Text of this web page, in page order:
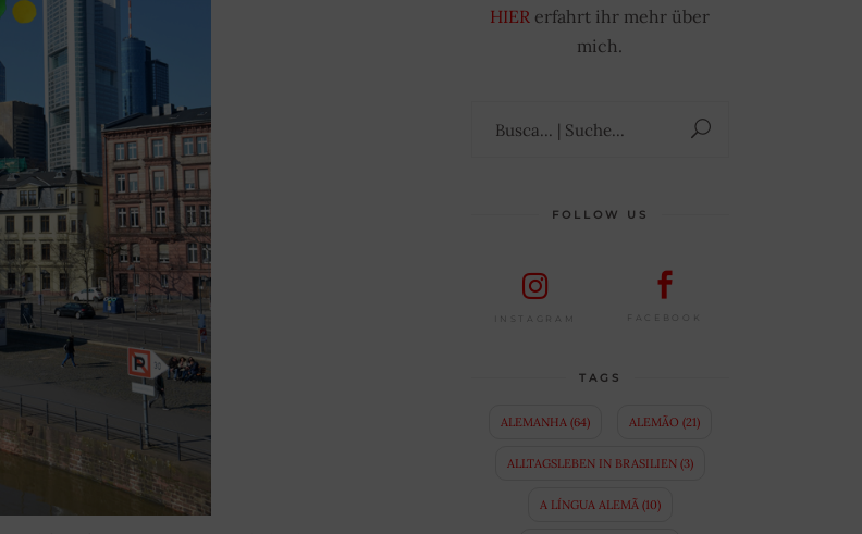
HIER erfahrt ihr mehr über
mich.
FOLLOW US
INSTAGRAM FACEBOOK
TAGS
ALEMANHA (64) ALEMÃO (21)
ALLTAGSLEBEN IN BRASILIEN(3)
A LÍNGUA ALEMÃ (10)